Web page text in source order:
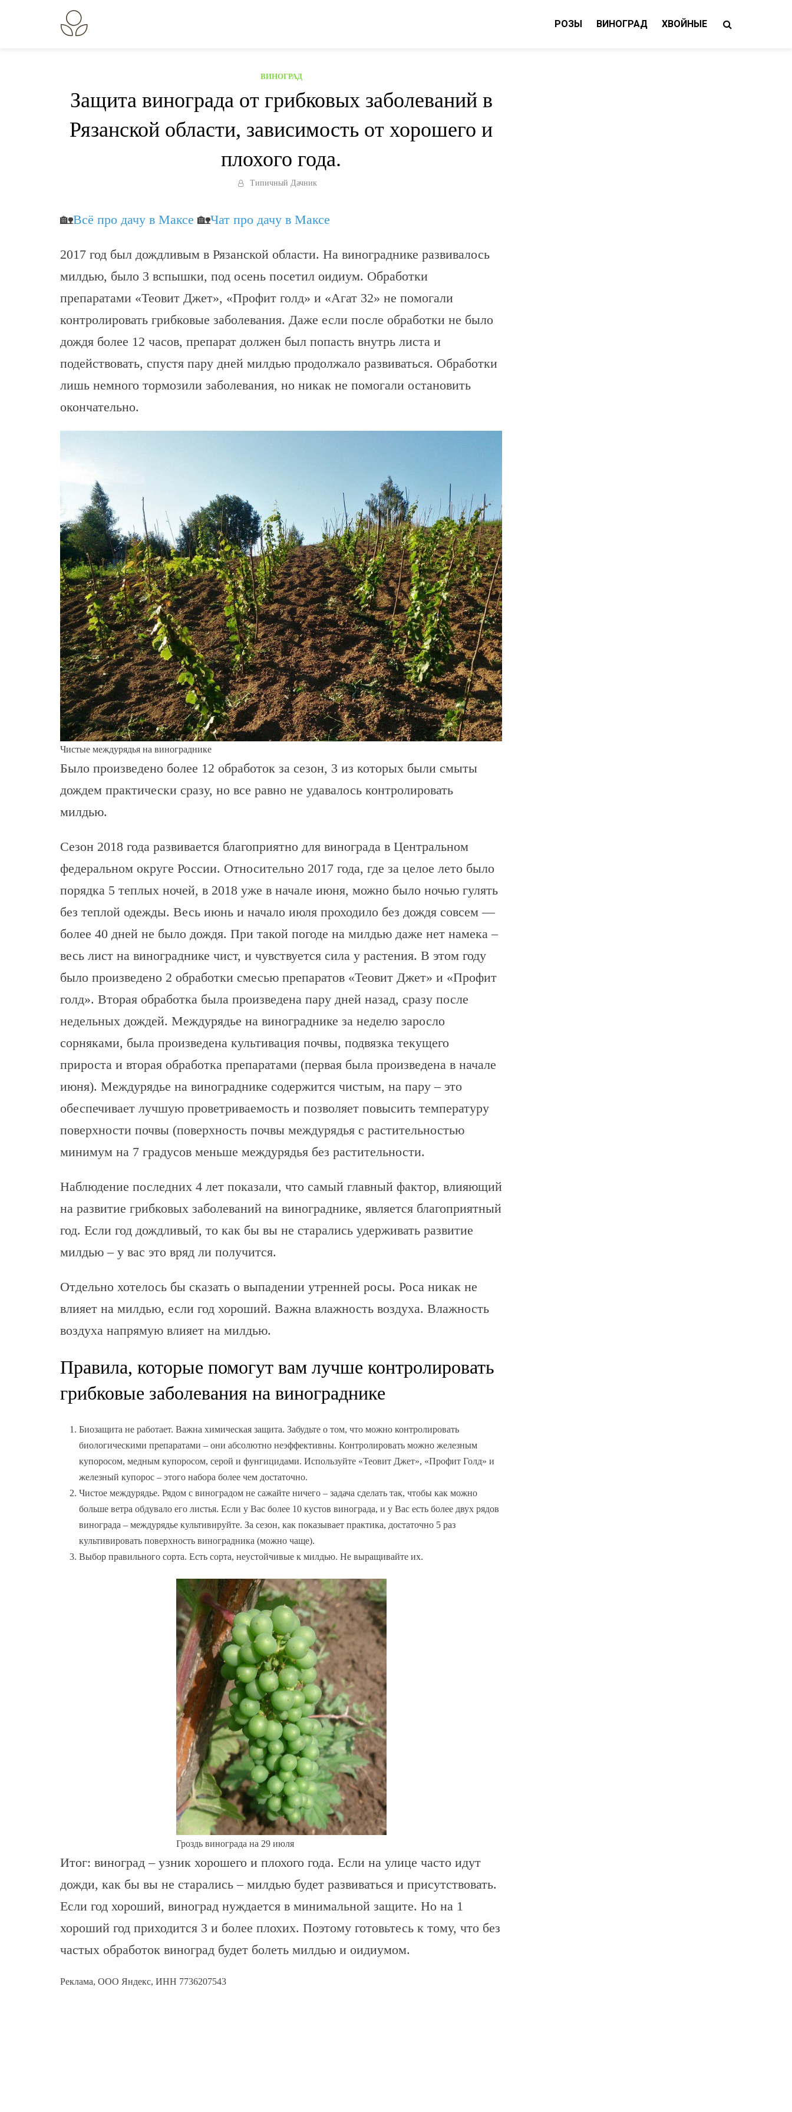
РОЗЫ ВИНОГРАД ХВОЙНЫЕ
ВИНОГРАД
Защита винограда от грибковых заболеваний в
Рязанской области, зависимость от хорошего и
плохого года.
Типичный Дачник
🏡Всё про дачу в Максе 🏡Чат про дачу в Максе
2017 год был дождливым в Рязанской области. На винограднике развивалось
милдью, было 3 вспышки, под осень посетил оидиум. Обработки
препаратами «Теовит Джет», «Профит голд» и «Агат 32» не помогали
контролировать грибковые заболевания. Даже если после обработки не было
дождя более 12 часов, препарат должен был попасть внутрь листа и
подействовать, спустя пару дней милдью продолжало развиваться. Обработки
лишь немного тормозили заболевания, но никак не помогали остановить
окончательно.
Чистые междурядья на винограднике
Было произведено более 12 обработок за сезон, 3 из которых были смыты
дождем практически сразу, но все равно не удавалось контролировать
милдью.
Сезон 2018 года развивается благоприятно для винограда в Центральном
федеральном округе России. Относительно 2017 года, где за целое лето было
порядка 5 теплых ночей, в 2018 уже в начале июня, можно было ночью гулять
без теплой одежды. Весь июнь и начало июля проходило без дождя совсем —
более 40 дней не было дождя. При такой погоде на милдью даже нет намека –
весь лист на винограднике чист, и чувствуется сила у растения. В этом году
было произведено 2 обработки смесью препаратов «Теовит Джет» и «Профит
голд». Вторая обработка была произведена пару дней назад, сразу после
недельных дождей. Междурядье на винограднике за неделю заросло
сорняками, была произведена культивация почвы, подвязка текущего
прироста и вторая обработка препаратами (первая была произведена в начале
июня). Междурядье на винограднике содержится чистым, на пару – это
обеспечивает лучшую проветриваемость и позволяет повысить температуру
поверхности почвы (поверхность почвы междурядья с растительностью
минимум на 7 градусов меньше междурядья без растительности.
Наблюдение последних 4 лет показали, что самый главный фактор, влияющий
на развитие грибковых заболеваний на винограднике, является благоприятный
год. Если год дождливый, то как бы вы не старались удерживать развитие
милдью – у вас это вряд ли получится.
Отдельно хотелось бы сказать о выпадении утренней росы. Роса никак не
влияет на милдью, если год хороший. Важна влажность воздуха. Влажность
воздуха напрямую влияет на милдью.
Правила, которые помогут вам лучше контролировать
грибковые заболевания на винограднике
Биозащита не работает. Важна химическая защита. Забудьте о том, что можно контролировать
биологическими препаратами – они абсолютно неэффективны. Контролировать можно железным
купоросом, медным купоросом, серой и фунгицидами. Используйте «Теовит Джет», «Профит Голд» и
железный купорос – этого набора более чем достаточно.
Чистое междурядье. Рядом с виноградом не сажайте ничего – задача сделать так, чтобы как можно
больше ветра обдувало его листья. Если у Вас более 10 кустов винограда, и у Вас есть более двух рядов
винограда – междурядье культивируйте. За сезон, как показывает практика, достаточно 5 раз
культивировать поверхность виноградника (можно чаще).
Выбор правильного сорта. Есть сорта, неустойчивые к милдью. Не выращивайте их.
Гроздь винограда на 29 июля
Итог: виноград – узник хорошего и плохого года. Если на улице часто идут
дожди, как бы вы не старались – милдью будет развиваться и присутствовать.
Если год хороший, виноград нуждается в минимальной защите. Но на 1
хороший год приходится 3 и более плохих. Поэтому готовьтесь к тому, что без
частых обработок виноград будет болеть милдью и оидиумом.
Реклама, ООО Яндекс, ИНН 7736207543